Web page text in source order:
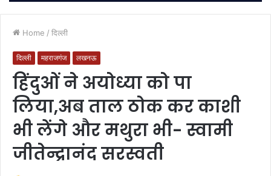
Home / दिल्ली
दिल्ली महराजगंज लखनऊ
हिंदुओं ने अयोध्या को पा
लिया,अब ताल ठोक कर काशी
भी लेंगे और मथुरा भी- स्वामी
जीतेन्द्रानंद सरस्वती